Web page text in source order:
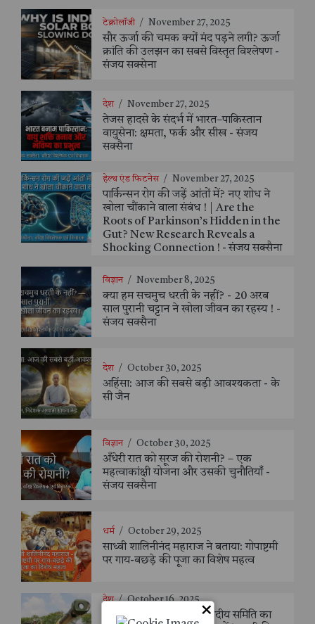
टेक्नोलॉजी / November 27, 2025
सौर ऊर्जा की चमक क्यों मंद पड़ने लगी? ऊर्जा
क्रांति की उलझन का सबसे विस्तृत विश्लेषण -
संजय सक्सेना
देश / November 27, 2025
तेजस हादसे के संदर्भ में भारत–पाकिस्तान
वायुसेना: क्षमता, फर्क और सीख - संजय
सक्सैना
हेल्थ एंड फिटनेस / November 27, 2025
पार्किन्सन रोग की जड़ें आंतों में? नए शोध ने
खोला चौंकाने वाला संबंध ! | Are the
Roots of Parkinson’s Hidden in the
Gut? New Research Reveals a
Shocking Connection ! - संजय सक्सैना
विज्ञान / November 8, 2025
क्या हम सचमुच धरती के नहीं? - 20 अरब
साल पुरानी चट्टान ने खोला जीवन का रहस्य ! -
संजय सक्सैना
देश / October 30, 2025
अहिंसा: आज की सबसे बड़ी आवश्यकता - के
सी जैन
विज्ञान / October 30, 2025
अँधेरी रात को सूरज की रोशनी? – एक
महत्वाकांक्षी योजना और उसकी चुनौतियाँ -
संजय सक्सैना
धर्म / October 29, 2025
साध्वी शालिनीनंद महाराज ने बताया: गोपाष्टमी
पर गाय-बछड़े की पूजा का विशेष महत्व
देश / October 16, 2025
रक्षा मंत्री की अध्यक्षता में संसदीय समिति का
×